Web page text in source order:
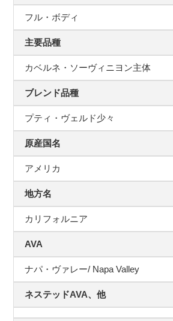
フル・ボディ
主要品種
カベルネ・ソーヴィニヨン主体
ブレンド品種
プティ・ヴェルド少々
原産国名
アメリカ
地方名
カリフォルニア
AVA
ナパ・ヴァレー/ Napa Valley
ネステッドAVA、他